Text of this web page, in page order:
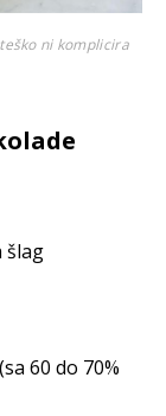
ni komplicira
šlag
60 do 70%